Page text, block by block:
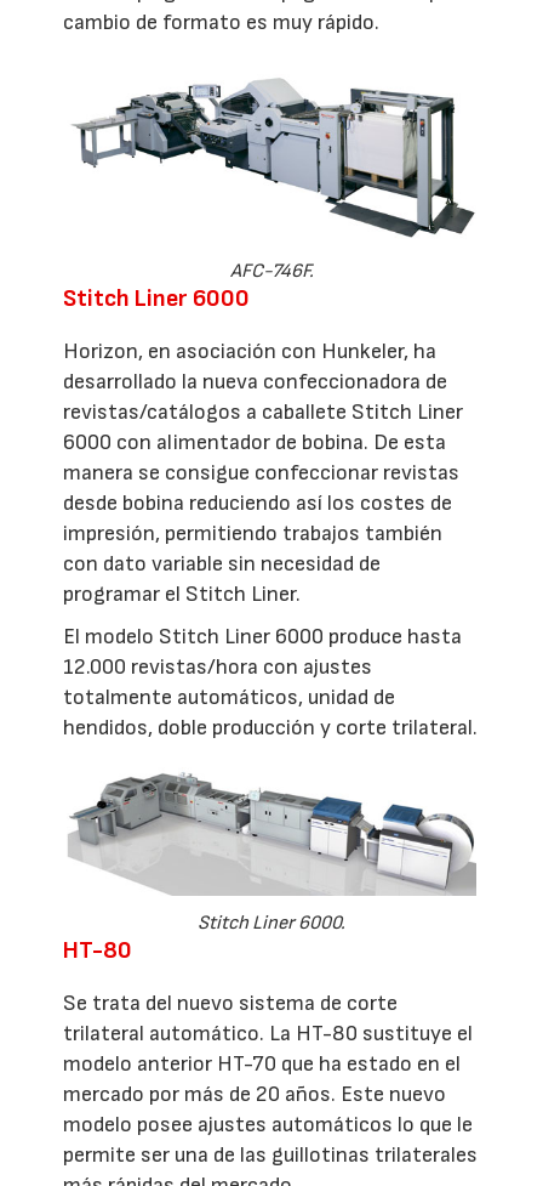
cambio de formato es muy rápido.
AFC-746F.
Stitch Liner 6000
Horizon, en asociación con Hunkeler, ha
desarrollado la nueva confeccionadora de
revistas/catálogos a caballete Stitch Liner
6000 con alimentador de bobina. De esta
manera se consigue confeccionar revistas
desde bobina reduciendo así los costes de
impresión, permitiendo trabajos también
con dato variable sin necesidad de
programar el Stitch Liner.
El modelo Stitch Liner 6000 produce hasta
12.000 revistas/hora con ajustes
totalmente automáticos, unidad de
hendidos, doble producción y corte trilateral.
Stitch Liner 6000.
HT-80
Se trata del nuevo sistema de corte
trilateral automático. La HT-80 sustituye el
modelo anterior HT-70 que ha estado en el
mercado por más de 20 años. Este nuevo
modelo posee ajustes automáticos lo que le
permite ser una de las guillotinas trilaterales